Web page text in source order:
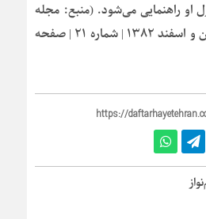
او راهنمایی می‌شود. (منبع: مجله
قضاوت | سال دوم | بهمن و اسفند ۱۳۸۲ | شماره ۲۱ | صفحه
https://